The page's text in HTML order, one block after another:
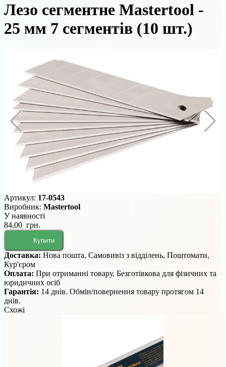
Лезо сегментне Mastertool -
25 мм 7 сегментів (10 шт.)
Артикул: 17-0543
Виробник: Mastertool
У наявності
84,00 грн.
Купити
Доставка: Нова пошта, Самовивіз з відділень, Поштомати,
Кур'єром
Оплата: При отриманні товару, Безготівкова для фізичних та
юридичних осіб
Гарантія: 14 днів. Обмін/повернення товару протягом 14
днів.
Схожі